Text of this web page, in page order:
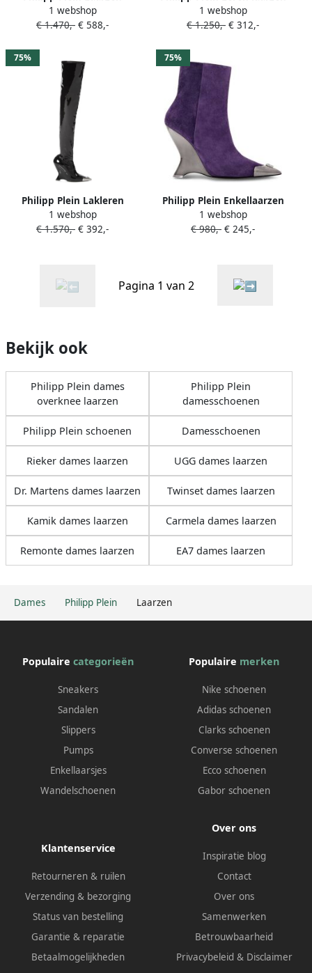
Dames Philipp Plein Laarzen
verfraaid met kristallen
Zwart
1 webshop
€ 1.470,- € 588,-
Zwart
1 webshop
€ 1.250,- € 312,-
75%
Philipp Plein Lakleren
laarzen Zwart
1 webshop
€ 1.570,- € 392,-
75%
Philipp Plein Enkellaarzen
met puntige neus Paars
1 webshop
€ 980,- € 245,-
Pagina 1 van 2
Bekijk ook
Philipp Plein dames
overknee laarzen
Philipp Plein
damesschoenen
Philipp Plein schoenen Damesschoenen
Rieker dames laarzen UGG dames laarzen
Dr. Martens dames laarzen Twinset dames laarzen
Kamik dames laarzen Carmela dames laarzen
Remonte dames laarzen EA7 dames laarzen
Populaire categorieën
Sneakers
Sandalen
Slippers
Pumps
Enkellaarsjes
Wandelschoenen
Populaire merken
Nike schoenen
Adidas schoenen
Clarks schoenen
Converse schoenen
Ecco schoenen
Gabor schoenen
Klantenservice
Retourneren & ruilen
Verzending & bezorging
Status van bestelling
Garantie & reparatie
Betaalmogelijkheden
Over ons
Inspiratie blog
Contact
Over ons
Samenwerken
Betrouwbaarheid
Privacybeleid & Disclaimer